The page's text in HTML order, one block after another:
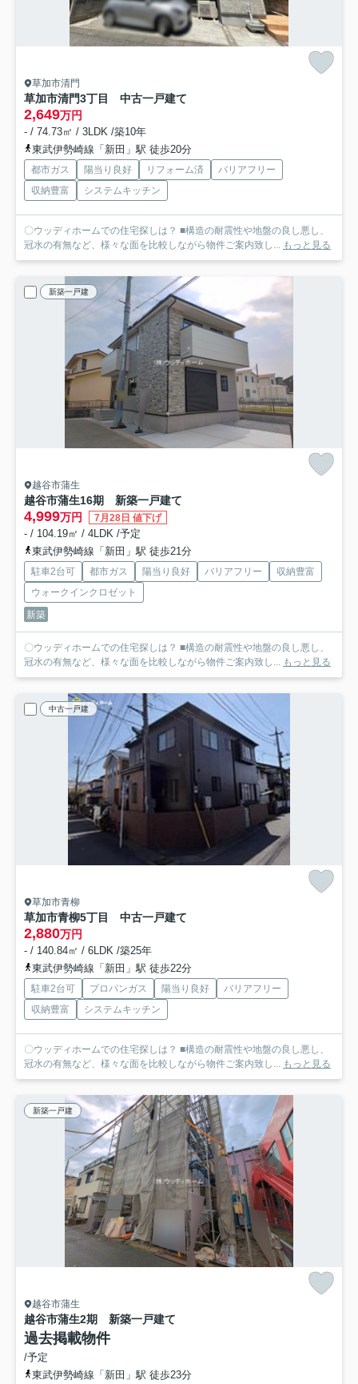
草加市清門
草加市清門3丁目 中古一戸建て
2,649万円
- / 74.73㎡ / 3LDK /築10年
東武伊勢崎線「新田」駅 徒歩20分
都市ガス 陽当り良好 リフォーム済
バリアフリー
収納豊富
システムキッチン
〇ウッディホームでの住宅探しは？ ■構造の耐震性や地盤の良し悪し、
冠水の有無など、様々な面を比較しながら物件ご案内致し... もっと見る
新築一戸建
越谷市蒲生
越谷市蒲生16期 新築一戸建て
4,999万円 7月28日 値下げ
- / 104.19㎡ / 4LDK /予定
東武伊勢崎線「新田」駅 徒歩21分
駐車2台可 都市ガス 陽当り良好 バリアフリー
収納豊富
ウォークインクロゼット
新築
〇ウッディホームでの住宅探しは？ ■構造の耐震性や地盤の良し悪し、
冠水の有無など、様々な面を比較しながら物件ご案内致し... もっと見る
中古一戸建
草加市青柳
草加市青柳5丁目 中古一戸建て
2,880万円
- / 140.84㎡ / 6LDK /築25年
東武伊勢崎線「新田」駅 徒歩22分
駐車2台可 プロパンガス 陽当り良好
バリアフリー
収納豊富
システムキッチン
〇ウッディホームでの住宅探しは？ ■構造の耐震性や地盤の良し悪し、
冠水の有無など、様々な面を比較しながら物件ご案内致し... もっと見る
新築一戸建
越谷市蒲生
越谷市蒲生2期 新築一戸建て
過去掲載物件
/予定
東武伊勢崎線「新田」駅 徒歩23分